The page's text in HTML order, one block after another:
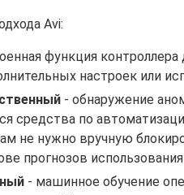
Avi:
функция
настроек или
- обнаружение
средства по
не нужно вручную
прогнозов
- машинное обучение